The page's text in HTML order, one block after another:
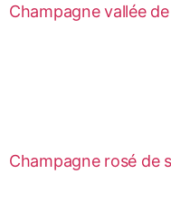
Champagne vallée
Champagne rosé de